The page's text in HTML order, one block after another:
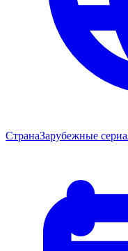
СтранаЗарубежные